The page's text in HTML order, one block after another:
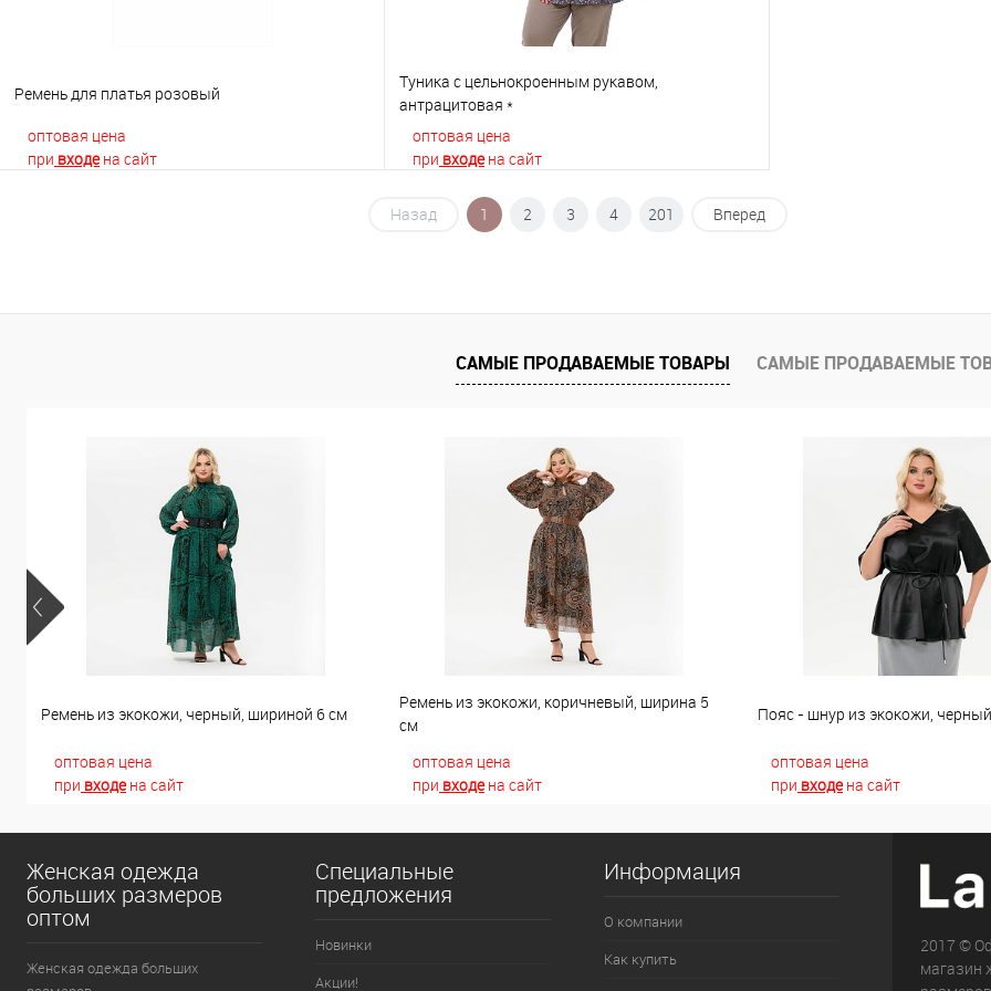
Ремень для платья розовый
оптовая цена
при входена сайт
В избранное
В наличии
Туника с цельнокроенным рукавом,
антрацитовая *
оптовая цена
при входена сайт
В корзину
В избранное
В наличии
Назад 1 2 3 4 201 Вперед
САМЫЕ ПРОДАВАЕМЫЕ ТОВАРЫ САМЫЕ ПРОДАВАЕМЫЕ
Ремень из экокожи, черный, шириной 6 см
оптовая цена
при входена сайт
Ремень из экокожи, коричневый, ширина 5
см
оптовая цена
при входена сайт
Пояс - шнур из экокожи, черный
оптовая цена
при входена сайт
Женская одежда
больших размеров
оптом
Женская одежда больших
Специальные
предложения
Новинки
Акции!
Информация
О компании
Как купить
2017 ©
магазин